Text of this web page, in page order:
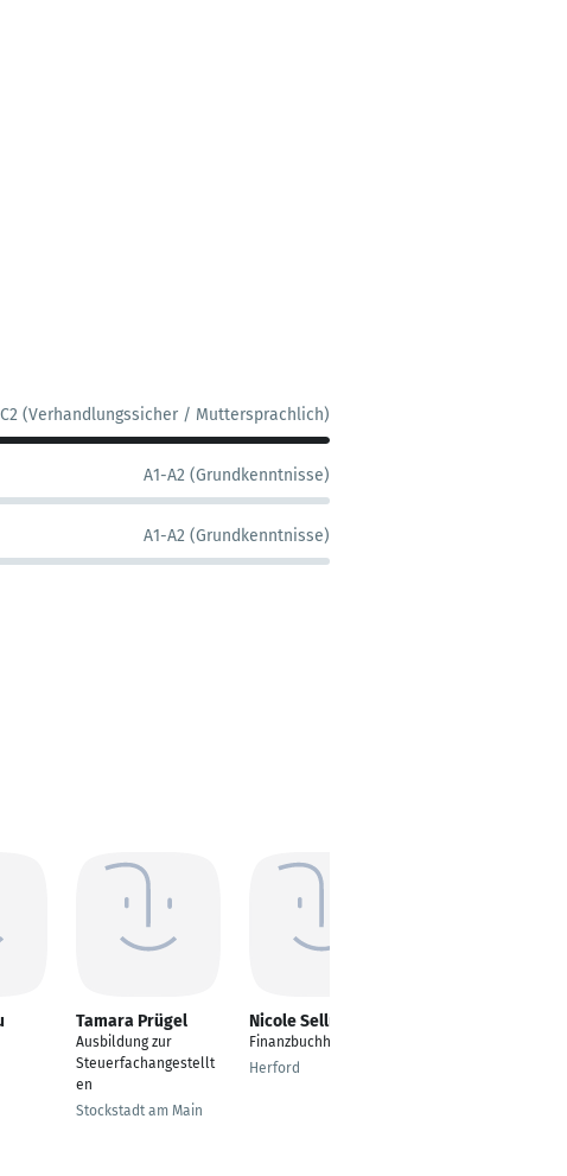
C2 (Verhandlungssicher / Muttersprachlich)
A1-A2 (Grundkenntnisse)
A1-A2 (Grundkenntnisse)
Tamara Prügel
Ausbildung zur
Steuerfachangestellt
en
Stockstadt am Main
Nicole Sellmann
Finanzbuchhalterin
Herford